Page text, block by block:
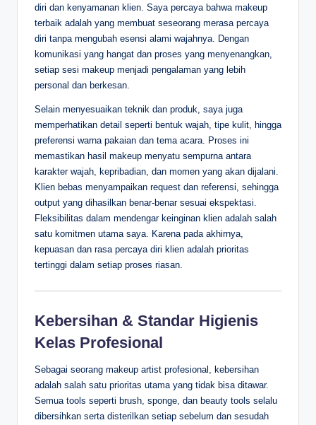
diri dan kenyamanan klien. Saya percaya bahwa makeup
terbaik adalah yang membuat seseorang merasa percaya
diri tanpa mengubah esensi alami wajahnya. Dengan
komunikasi yang hangat dan proses yang menyenangkan,
setiap sesi makeup menjadi pengalaman yang lebih
personal dan berkesan.
Selain menyesuaikan teknik dan produk, saya juga
memperhatikan detail seperti bentuk wajah, tipe kulit, hingga
preferensi warna pakaian dan tema acara. Proses ini
memastikan hasil makeup menyatu sempurna antara
karakter wajah, kepribadian, dan momen yang akan dijalani.
Klien bebas menyampaikan request dan referensi, sehingga
output yang dihasilkan benar-benar sesuai ekspektasi.
Fleksibilitas dalam mendengar keinginan klien adalah salah
satu komitmen utama saya. Karena pada akhirnya,
kepuasan dan rasa percaya diri klien adalah prioritas
tertinggi dalam setiap proses riasan.
Kebersihan & Standar Higienis
Kelas Profesional
Sebagai seorang makeup artist profesional, kebersihan
adalah salah satu prioritas utama yang tidak bisa ditawar.
Semua tools seperti brush, sponge, dan beauty tools selalu
dibersihkan serta disterilkan setiap sebelum dan sesudah